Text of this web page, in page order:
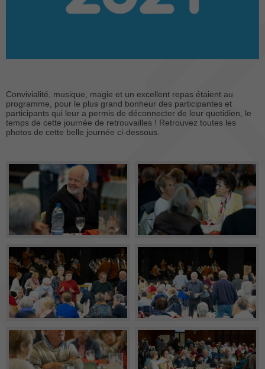
Convivialité, musique, magie et un excellent repas étaient au
programme, pour le plus grand bonheur des participantes et
participants qui leur a permis de déconnecter de leur quotidien, le
temps de cette journée de retrouvailles ! Retrouvez toutes les
photos de cette belle journée ci-dessous.